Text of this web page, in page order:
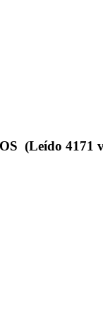
(Leído 4171